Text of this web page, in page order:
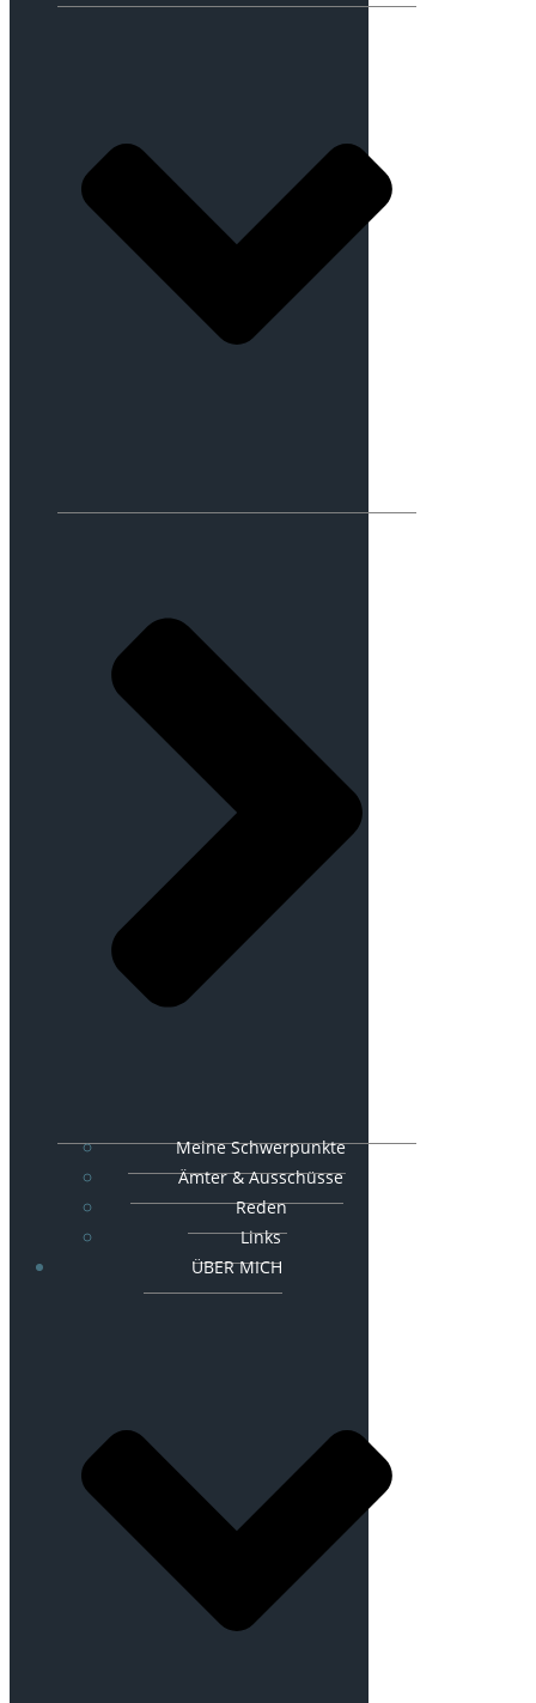
Meine Schwerpunkte
Ämter & Ausschüsse
Reden
Links
ÜBER MICH